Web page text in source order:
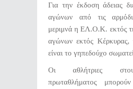
Για την έκδοση άδειας
αγώνων από τις
μεριμνά η ΕΛ.Ο.Κ. εκτός
αγώνων εκτός Κέρκυρας,
είναι το γηπεδούχο
Οι αθλήτριες
πρωταθλήματος